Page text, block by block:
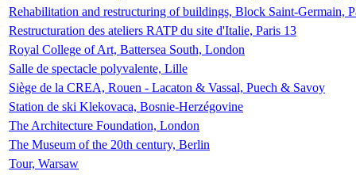
Rehabilitation and restructuring of buildings, Block Saint-Germain,
Restructuration des ateliers RATP du site d'Italie, Paris 13
Royal College of Art, Battersea South, London
Salle de spectacle polyvalente, Lille
Siège de la CREA, Rouen - Lacaton & Vassal, Puech & Savoy
Station de ski Klekovaca, Bosnie-Herzégovine
The Architecture Foundation, London
The Museum of the 20th century, Berlin
Tour, Warsaw